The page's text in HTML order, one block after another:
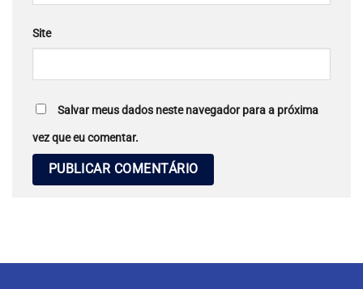
Site
Salvar meus dados neste navegador para a próxima
vez que eu comentar.